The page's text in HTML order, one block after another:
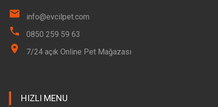
info@evcilpet.com
0850 259 59 63
7/24 açık Online Pet Mağazası
HIZLI MENU